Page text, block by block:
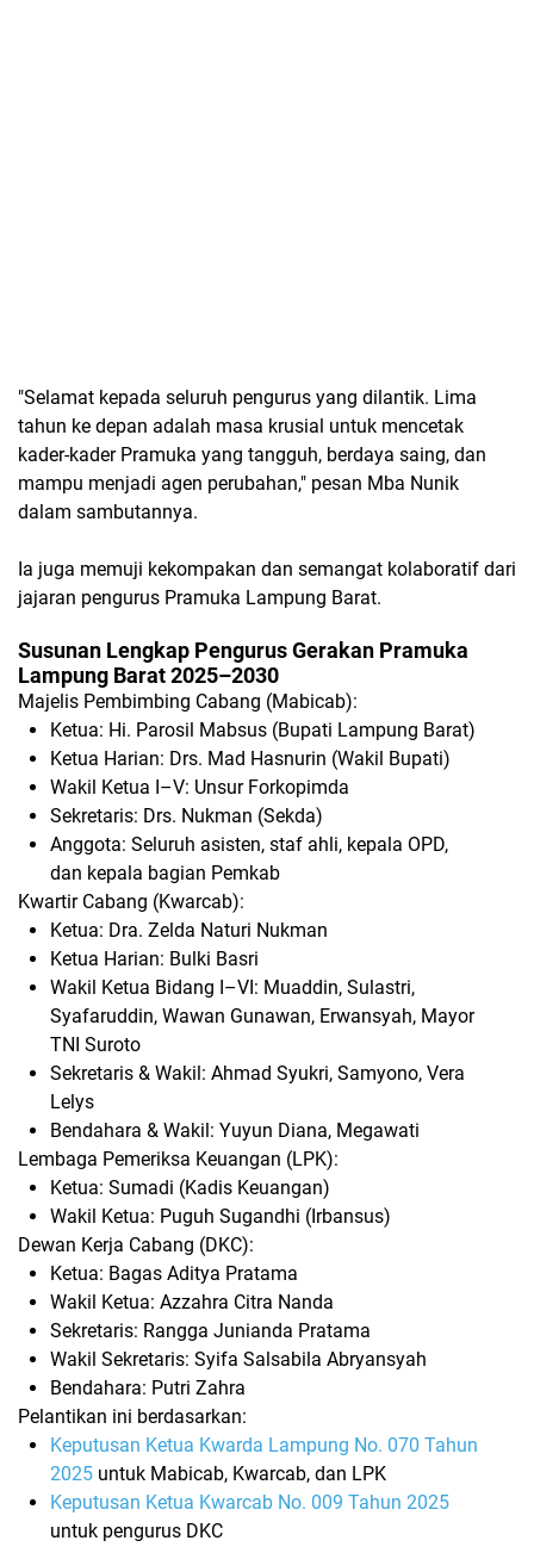
"Selamat kepada seluruh pengurus yang dilantik. Lima
tahun ke depan adalah masa krusial untuk mencetak
kader-kader Pramuka yang tangguh, berdaya saing, dan
mampu menjadi agen perubahan," pesan Mba Nunik
dalam sambutannya.
Ia juga memuji kekompakan dan semangat kolaboratif dari
jajaran pengurus Pramuka Lampung Barat.
Susunan Lengkap Pengurus Gerakan Pramuka
Lampung Barat 2025–2030
Majelis Pembimbing Cabang (Mabicab):
Ketua: Hi. Parosil Mabsus (Bupati Lampung Barat)
Ketua Harian: Drs. Mad Hasnurin (Wakil Bupati)
Wakil Ketua I–V: Unsur Forkopimda
Sekretaris: Drs. Nukman (Sekda)
Anggota: Seluruh asisten, staf ahli, kepala OPD,
dan kepala bagian Pemkab
Kwartir Cabang (Kwarcab):
Ketua: Dra. Zelda Naturi Nukman
Ketua Harian: Bulki Basri
Wakil Ketua Bidang I–VI: Muaddin, Sulastri,
Syafaruddin, Wawan Gunawan, Erwansyah, Mayor
TNI Suroto
Sekretaris & Wakil: Ahmad Syukri, Samyono, Vera
Lelys
Bendahara & Wakil: Yuyun Diana, Megawati
Lembaga Pemeriksa Keuangan (LPK):
Ketua: Sumadi (Kadis Keuangan)
Wakil Ketua: Puguh Sugandhi (Irbansus)
Dewan Kerja Cabang (DKC):
Ketua: Bagas Aditya Pratama
Wakil Ketua: Azzahra Citra Nanda
Sekretaris: Rangga Junianda Pratama
Wakil Sekretaris: Syifa Salsabila Abryansyah
Bendahara: Putri Zahra
Pelantikan ini berdasarkan:
Keputusan Ketua Kwarda Lampung No. 070 Tahun
2025 untuk Mabicab, Kwarcab, dan LPK
Keputusan Ketua Kwarcab No. 009 Tahun 2025
untuk pengurus DKC